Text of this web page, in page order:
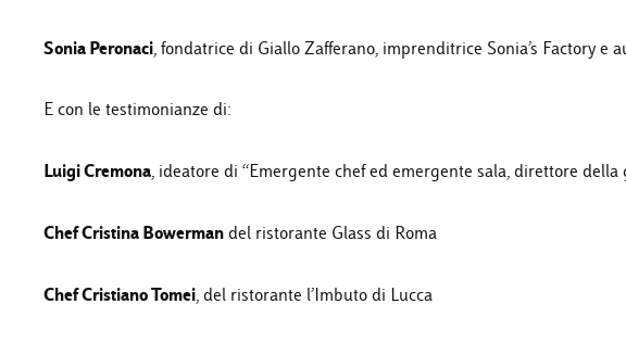
Sonia Peronaci, fondatrice di Giallo Zafferano, imprenditrice Sonia’s Factory e
E con le testimonianze di:
Luigi Cremona, ideatore di “Emergente chef ed emergente sala, direttore
Chef Cristina Bowermandel ristorante Glass di Roma
Chef Cristiano Tomei, del ristorante l’Imbuto di Lucca